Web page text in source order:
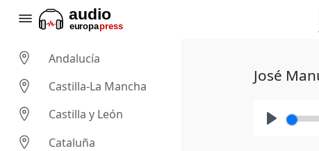
Andalucía
Castilla-La Mancha
Castilla y León
Cataluña
José